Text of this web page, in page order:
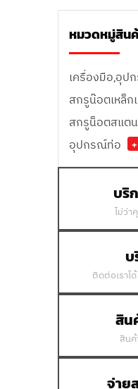
หมวดหมู่สิน
เครื่องมือ,อุป
สกรูน๊อตเหล็ก
สกรูน็อตสแต
อุปกรณ์ท่อ
+
บริ
ไม่ว่า
บ
ติดต่อเราไ
สิน
สิน
จ่าย